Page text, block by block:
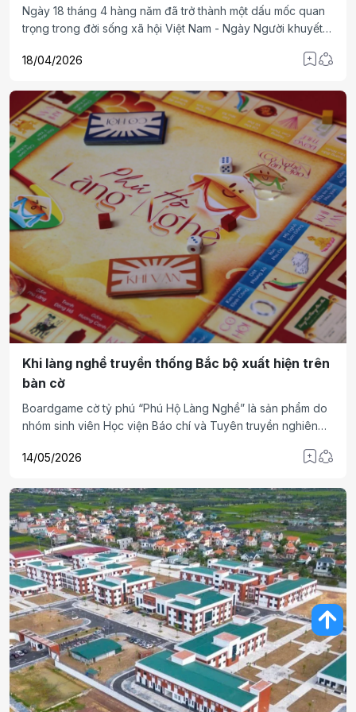
Ngày 18 tháng 4 hàng năm đã trở thành một dấu mốc quan
trọng trong đời sống xã hội Việt Nam - Ngày Người khuyết
quan tâm, sẻ chia đối với người khuyết tật, mà còn là cơ hội
góp thầm lặng nhưng đầy ý nghĩa của họ trong sự phát
triển chung của đất nước.
18/04/2026
Khi làng nghề truyền thống Bắc bộ xuất hiện trên
bàn cờ
Boardgame cờ tỷ phú “Phú Hộ Làng Nghề” là sản phẩm do
nhóm sinh viên Học viện Báo chí và Tuyên truyền nghiên
thống Bắc Bộ. Thông qua hình thức trò chơi tương tác, dự
với giới trẻ.
14/05/2026